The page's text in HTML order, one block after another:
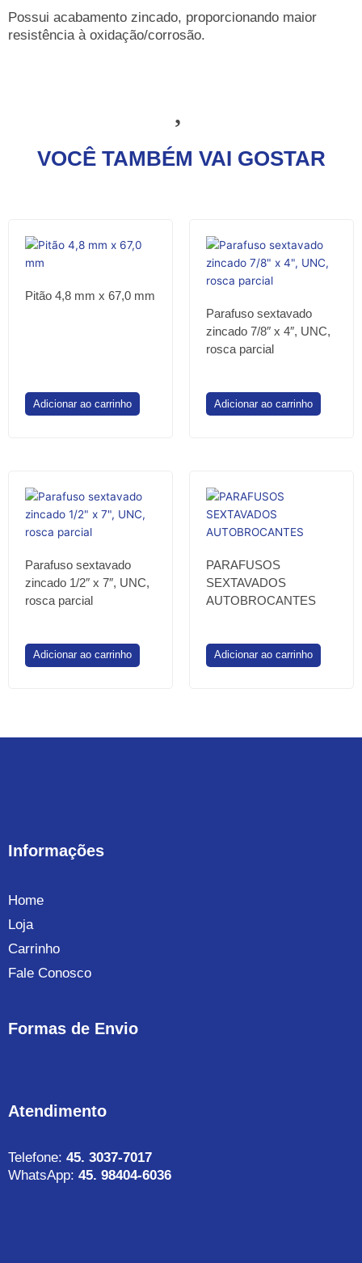
Possui acabamento zincado, proporcionando maior
resistência à oxidação/corrosão.
VOCÊ TAMBÉM VAI GOSTAR
Pitão 4,8 mm x 67,0 mm
Adicionar ao carrinho
Parafuso sextavado
zincado 7/8″ x 4″, UNC,
rosca parcial
Adicionar ao carrinho
Parafuso sextavado
zincado 1/2″ x 7″, UNC,
rosca parcial
Adicionar ao carrinho
PARAFUSOS
SEXTAVADOS
AUTOBROCANTES
Adicionar ao carrinho
Informações
Home
Loja
Carrinho
Fale Conosco
Formas de Envio
Atendimento
Telefone: 45. 3037-7017
WhatsApp: 45. 98404-6036